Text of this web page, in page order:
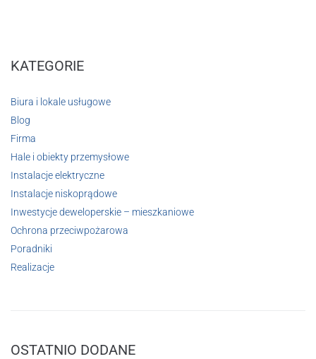
KATEGORIE
Biura i lokale usługowe
Blog
Firma
Hale i obiekty przemysłowe
Instalacje elektryczne
Instalacje niskoprądowe
Inwestycje deweloperskie – mieszkaniowe
Ochrona przeciwpożarowa
Poradniki
Realizacje
OSTATNIO DODANE